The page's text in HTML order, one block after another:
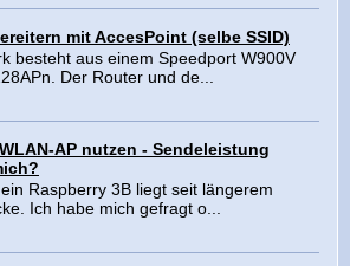
mit AccesPoint (selbe SSID)
besteht aus einem Speedport W900V
Der Router und de...
AP nutzen - Sendeleistung
Raspberry 3B liegt seit längerem
Ich habe mich gefragt o...